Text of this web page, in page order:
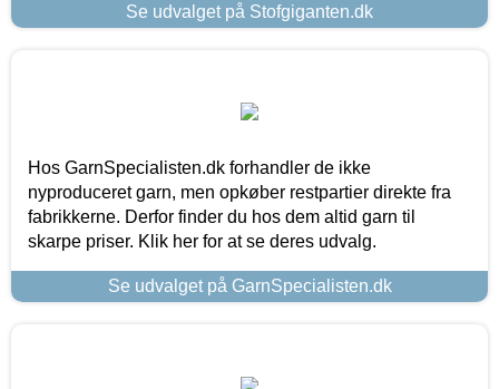
Se udvalget på Stofgiganten.dk
Hos GarnSpecialisten.dk forhandler de ikke
nyproduceret garn, men opkøber restpartier direkte fra
fabrikkerne. Derfor finder du hos dem altid garn til
skarpe priser. Klik her for at se deres udvalg.
Se udvalget på GarnSpecialisten.dk